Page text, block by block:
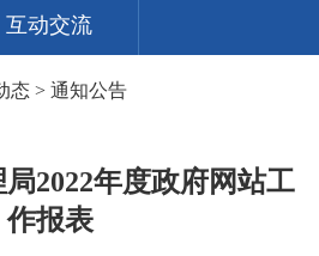
互动交流
态 > 通知公告
2022年度政府网站工
作报表